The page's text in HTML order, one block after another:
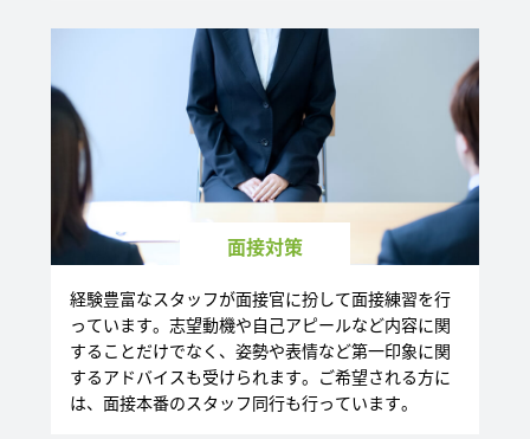
面接対策
経験豊富なスタッフが面接官に扮して面接練習を行
っています。志望動機や自己アピールなど内容に関
することだけでなく、姿勢や表情など第一印象に関
するアドバイスも受けられます。ご希望される方に
は、面接本番のスタッフ同行も行っています。